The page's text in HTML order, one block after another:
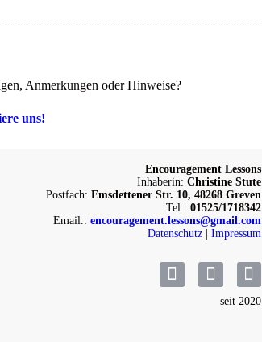
Anmerkungen oder Hinweise?
uns!
Encouragement Lessons
Inhaberin:Christine Stute
Postfach:Emsdettener Str. 10, 48268 Greven
Tel.:01525/1718342
Email.:encouragement.lessons@gmail.com
Datenschutz |Impressum
seit 2020